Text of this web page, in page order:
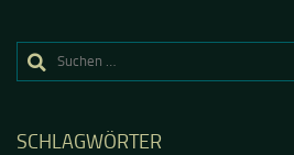
Suchen
SCHLAGWÖRTER